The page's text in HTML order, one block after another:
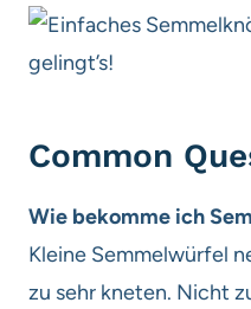
Common
Wie bekomme ich
Kleine Semmelwürfel
zu sehr kneten. Nicht